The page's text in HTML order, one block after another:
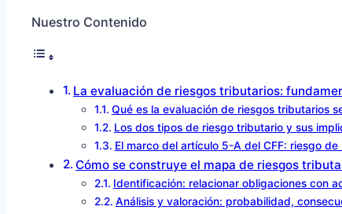
Nuestro Contenido
La evaluación de riesgos tributarios:
Qué es la evaluación de riesgos tributarios
Los dos tipos de riesgo tributario y sus
El marco del artículo 5-A del CFF: riesgo
Cómo se construye el mapa de riesgos
Identificación: relacionar obligaciones con
Análisis y valoración: probabilidad,